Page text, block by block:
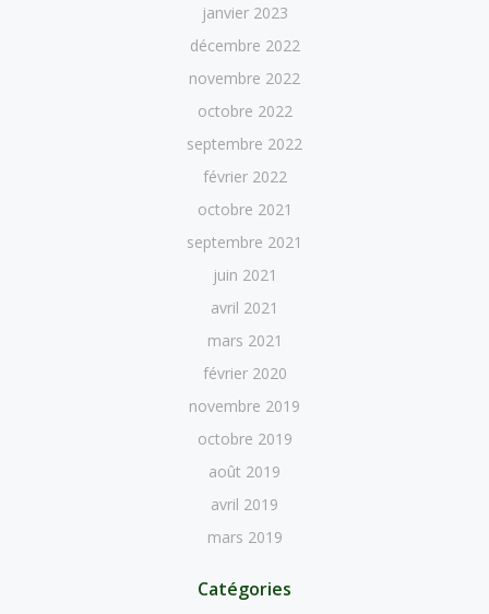
janvier 2023
décembre 2022
novembre 2022
octobre 2022
septembre 2022
février 2022
octobre 2021
septembre 2021
juin 2021
avril 2021
mars 2021
février 2020
novembre 2019
octobre 2019
août 2019
avril 2019
mars 2019
Catégories